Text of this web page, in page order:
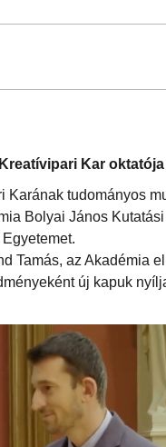
Kar oktatója
Karának tudományos
Bolyai János
Tamás, az Akadémia
új kapuk